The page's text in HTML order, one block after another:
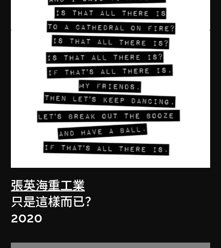
張英海重工業
只是這樣而已？
2020